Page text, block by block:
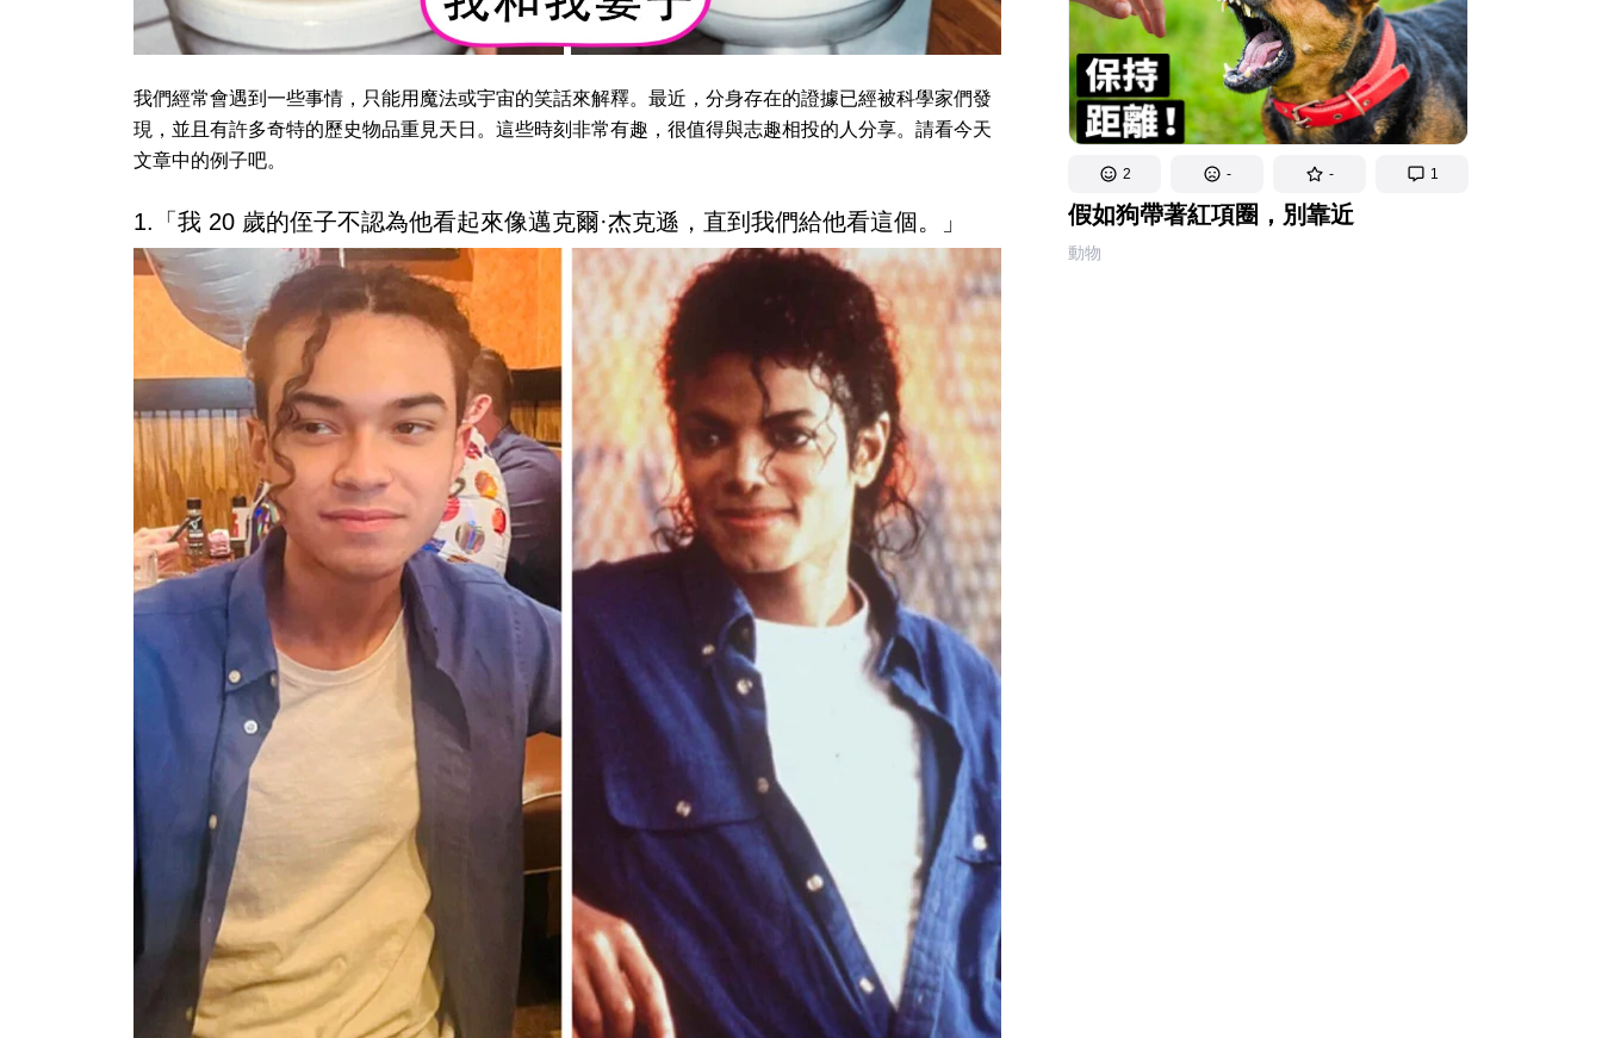
2 - - 1
假如狗帶著紅項圈，別靠近
動物
我們經常會遇到一些事情，只能用魔法或宇宙的笑話來解釋。最近，分身存在的證據已經被科學家們發
現，並且有許多奇特的歷史物品重見天日。這些時刻非常有趣，很值得與志趣相投的人分享。請看今天
文章中的例子吧。
1.「我 20 歲的侄子不認為他看起來像邁克爾·杰克遜，直到我們給他看這個。」